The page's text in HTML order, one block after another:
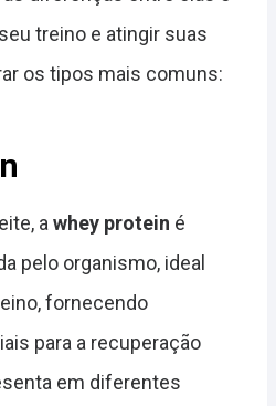
treino e atingir suas
os tipos mais comuns:
a whey protein é
pelo organismo, ideal
fornecendo
para a recuperação
em diferentes